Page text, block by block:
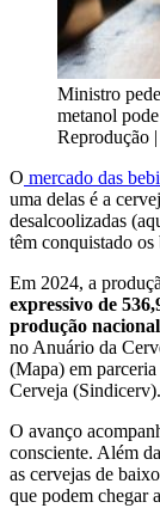
Ministro
metanol
Reprodução
O mercado das
uma delas é a
desalcoolizadas
têm conquistado os
Em 2024, a
expressivo de
produção
no Anuário da
(Mapa) em
Cerveja (Sindicerv).
O avanço
consciente. Além
as cervejas de
que podem chegar